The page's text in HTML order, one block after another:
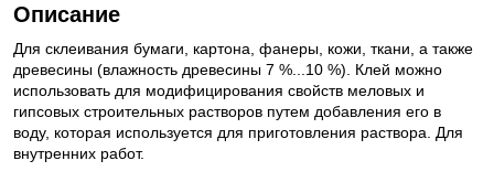
Описание
Для склеивания бумаги, картона, фанеры, кожи, ткани, а также
древесины (влажность древесины 7 %...10 %). Клей можно
использовать для модифицирования свойств меловых и
гипсовых строительных растворов путем добавления его в
воду, которая используется для приготовления раствора. Для
внутренних работ.